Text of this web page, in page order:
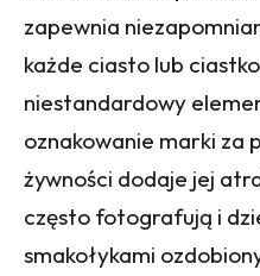
zapewnia
każde ciasto lub
niestandardowy
oznakowanie marki za
żywności dodaje jej
często fotografują i
smakołykami